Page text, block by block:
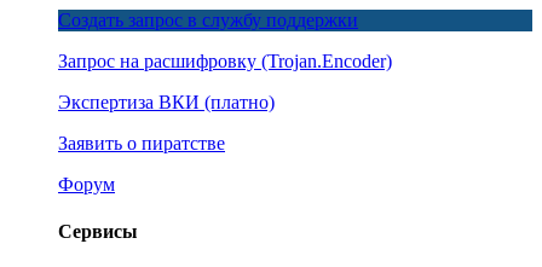
Создать запрос в службу поддержки
Запрос на расшифровку (Trojan.Encoder)
Экспертиза ВКИ (платно)
Заявить о пиратстве
Форум
Сервисы